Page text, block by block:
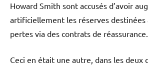
Howard Smith sont accusés d’avoir
artificiellement les réserves destinées
pertes via des contrats de
Ceci en était une autre, dans les deux